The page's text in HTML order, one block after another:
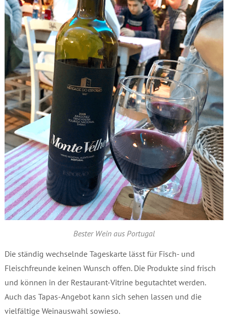
Bester Wein aus Portugal
Die ständig wechselnde Tageskarte lässt für Fisch- und
Fleischfreunde keinen Wunsch offen. Die Produkte sind frisch
und können in der Restaurant-Vitrine begutachtet werden.
Auch das Tapas-Angebot kann sich sehen lassen und die
vielfältige Weinauswahl sowieso.